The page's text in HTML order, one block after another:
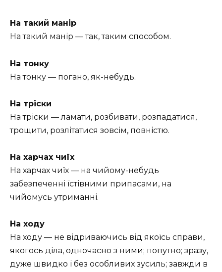
На такий манір
На такий манір — так, таким способом.
На тонку
На тонку — погано, як-небудь.
На тріски
На тріски — ламати, розбивати, розпадатися,
трощити, розлітатися зовсім, повністю.
На харчах чиїх
На харчах чиїх — на чийому-небудь
забезпеченні їстівними припасами, на
чийомусь утриманні.
На ходу
На ходу — не відриваючись від якоїсь справи,
якогось діла, одночасно з ними; попутно; зразу,
дуже швидко і без особливих зусиль; завжди в